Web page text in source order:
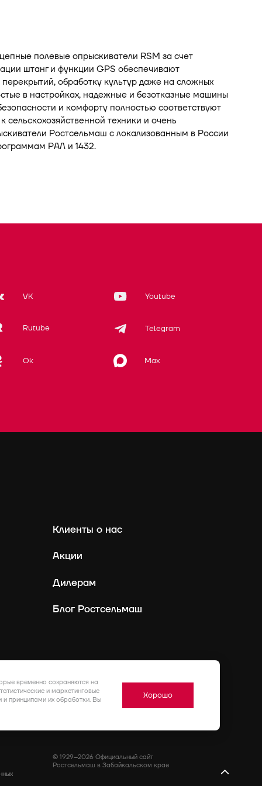
полевые опрыскиватели RSM за счет
штанг и функции GPS обеспечивают
обработку культур даже на сложных
в настройках, надежные и безотказные машины
и комфорту полностью соответствуют
техники и очень
Ростсельмаш с локализованным в России
РАЛ и 1432.
VK Youtube
Rutube Telegram
Ok Max
Клиенты о нас
Акции
Дилерам
Блог Ростсельмаш
© 1929–2026 Официальный сайт
Ростсельмаш в Забайкальском крае
временно сохраняются на
и маркетинговые
принципами их обработки. Вы
Хорошо